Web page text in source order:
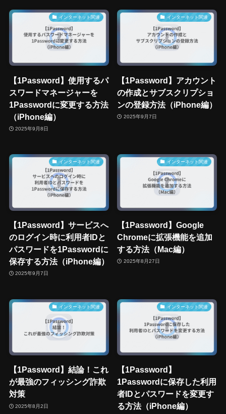
インターネット関連
【1Password】使用するパ
スワードマネージャーを
1Passwordに変更する方法
（iPhone編）
2025年9月8日
インターネット関連
【1Password】アカウント
の作成とサブスクリプショ
ンの登録方法（iPhone編）
2025年9月7日
インターネット関連
【1Password】サービスへ
のログイン時に利用者IDと
パスワードを1Passwordに
保存する方法（iPhone編）
2025年9月7日
インターネット関連
【1Password】Google
Chromeに拡張機能を追加
する方法（Mac編）
2025年8月27日
インターネット関連
【1Password】結論！これ
が最強のフィッシング詐欺
対策
2025年8月2日
インターネット関連
【1Password】
1Passwordに保存した利用
者IDとパスワードを変更す
る方法（iPhone編）